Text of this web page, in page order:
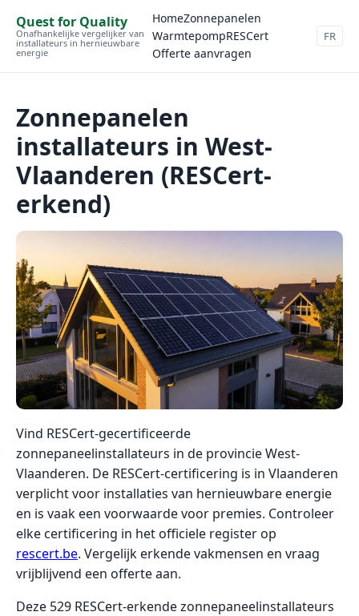
Quest for Quality
Onafhankelijke vergelijker van
installateurs in hernieuwbare
energie
HomeZonnepanelen
WarmtepompRESCert
Offerte aanvragen
FR
Zonnepanelen
installateurs in West-
Vlaanderen (RESCert-
erkend)
Vind RESCert-gecertificeerde
zonnepaneelinstallateurs in de provincie West-
Vlaanderen. De RESCert-certificering is in Vlaanderen
verplicht voor installaties van hernieuwbare energie
en is vaak een voorwaarde voor premies. Controleer
elke certificering in het officiele register op
rescert.be. Vergelijk erkende vakmensen en vraag
vrijblijvend een offerte aan.
Deze 529 RESCert-erkende zonnepaneelinstallateurs